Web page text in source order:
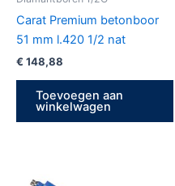
Carat Premium betonboor
51 mm l.420 1/2 nat
€ 148,88
Toevoegen aan
winkelwagen